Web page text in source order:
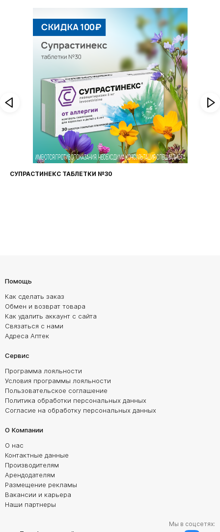
СУПРАСТИНЕКС ТАБЛЕТКИ №30
Помощь
Как сделать заказ
Обмен и возврат товара
Как удалить аккаунт с сайта
Связаться с нами
Адреса Аптек
Сервис
Программа лояльности
Условия программы лояльности
Пользовательское соглашение
Политика обработки персональных данных
Согласие на обработку персональных данных
О Компании
О нас
Контактные данные
Производителям
Арендодателям
Размещение рекламы
Вакансии и карьера
Наши партнеры
Мы в соцсетях: